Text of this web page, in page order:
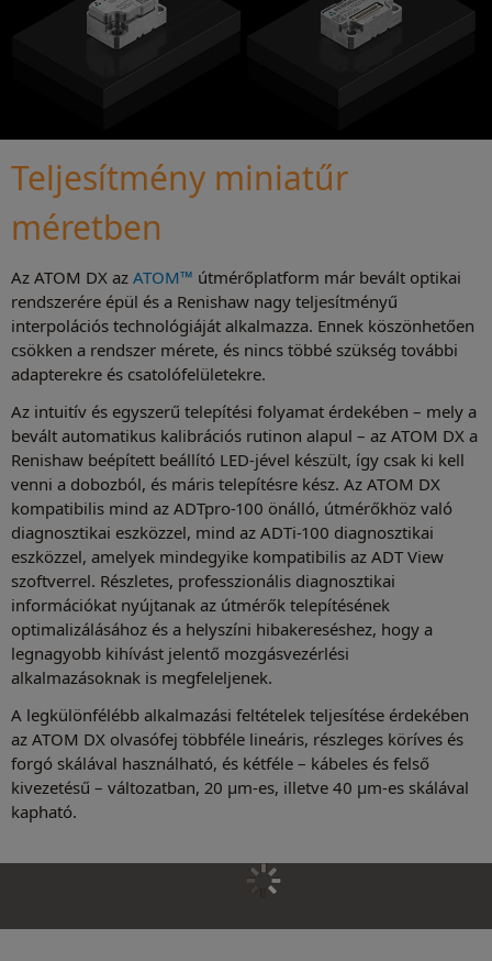
Teljesítmény miniatűr
méretben
Az ATOM DX az ATOM™ útmérőplatform már bevált optikai
rendszerére épül és a Renishaw nagy teljesítményű
interpolációs technológiáját alkalmazza. Ennek köszönhetően
csökken a rendszer mérete, és nincs többé szükség további
adapterekre és csatolófelületekre.
Az intuitív és egyszerű telepítési folyamat érdekében – mely a
bevált automatikus kalibrációs rutinon alapul – az ATOM DX a
Renishaw beépített beállító LED-jével készült, így csak ki kell
venni a dobozból, és máris telepítésre kész. Az ATOM DX
kompatibilis mind az ADTpro-100 önálló, útmérőkhöz való
diagnosztikai eszközzel, mind az ADTi-100 diagnosztikai
eszközzel, amelyek mindegyike kompatibilis az ADT View
szoftverrel. Részletes, professzionális diagnosztikai
információkat nyújtanak az útmérők telepítésének
optimalizálásához és a helyszíni hibakereséshez, hogy a
legnagyobb kihívást jelentő mozgásvezérlési
alkalmazásoknak is megfeleljenek.
A legkülönfélébb alkalmazási feltételek teljesítése érdekében
az ATOM DX olvasófej többféle lineáris, részleges köríves és
forgó skálával használható, és kétféle – kábeles és felső
kivezetésű – változatban, 20 µm-es, illetve 40 µm-es skálával
kapható.